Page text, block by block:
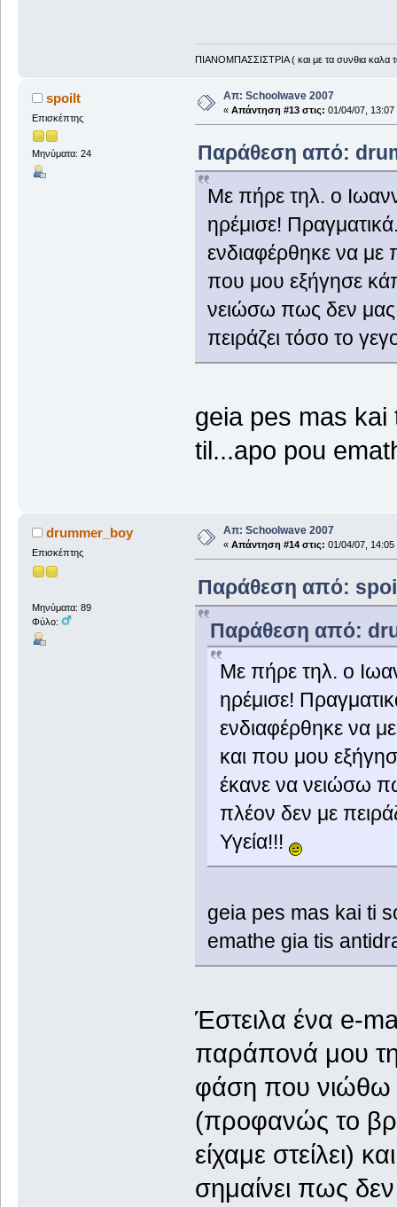
ΠΙΑΝΟΜΠΑΣΣΙΣΤΡΙΑ ( και με τα συνθια καλα
spoilt
Επισκέπτης
Μηνύματα: 24
Απ: Schoolwave 2007
« Απάντηση #13 στις: 01/04/07, 13:07
Παράθεση από:
Με πήρε τηλ. ο
ηρέμισε!
ενδιαφέρθηκε να με
που μου εξήγησε
νειώσω πως δεν
πειράζει τόσο το
geia pes mas
til...apo pou
drummer_boy
Επισκέπτης
Μηνύματα: 89
Φύλο:
Απ: Schoolwave 2007
« Απάντηση #14 στις: 01/04/07, 14:05
Παράθεση από:
Παράθεση από:
Με πήρε τηλ. ο
ηρέμισε!
ενδιαφέρθηκε να
και που μου
έκανε να νειώσω
πλέον δεν με
Υγεία!!!
geia pes mas kai ti
emathe gia tis
Έστειλα ένα e-
παράπονά μου τη
φάση που νιώθω
(προφανώς το
είχαμε στείλει)
σημαίνει πως